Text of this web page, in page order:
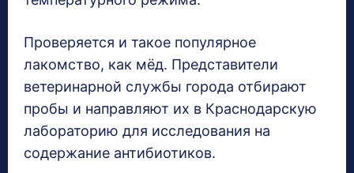
Проверяется и такое популярное
лакомство, как мёд. Представители
ветеринарной службы города отбирают
пробы и направляют их в Краснодарскую
лабораторию для исследования на
содержание антибиотиков.